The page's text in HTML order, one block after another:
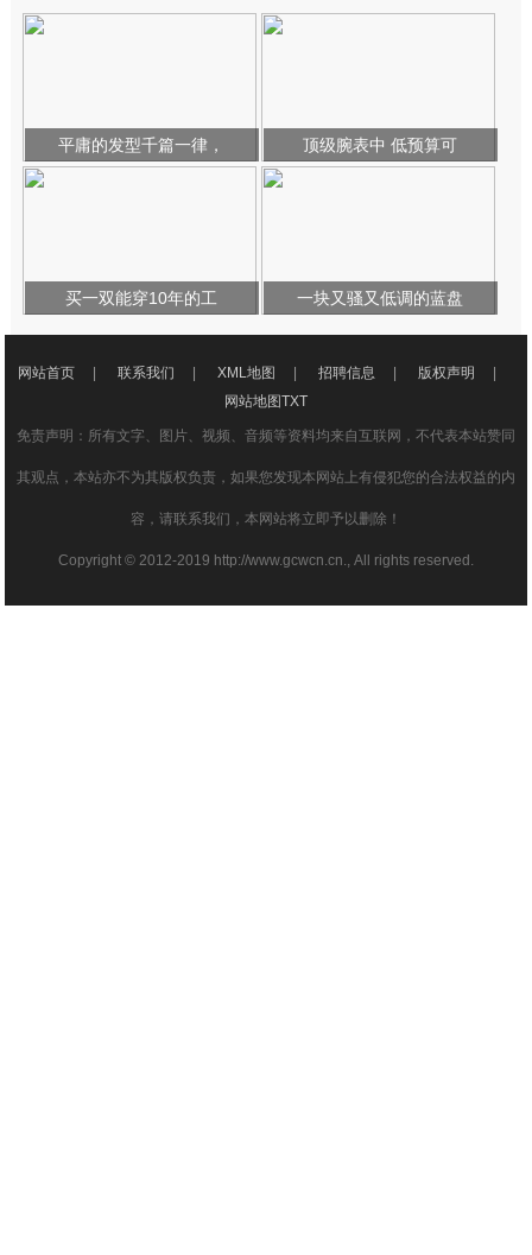
平庸的发型千篇一律， 顶级腕表中 低预算可
买一双能穿10年的工 一块又骚又低调的蓝盘
网站首页 | 联系我们 | XML地图 | 招聘信息 | 版权声明
|
网站地图TXT
免责声明：所有文字、图片、视频、音频等资料均来自互联网，不代表本站赞同
其观点，本站亦不为其版权负责，如果您发现本网站上有侵犯您的合法权益的内
容，请联系我们，本网站将立即予以删除！
Copyright © 2012-2019 http://www.gcwcn.cn., All rights reserved.